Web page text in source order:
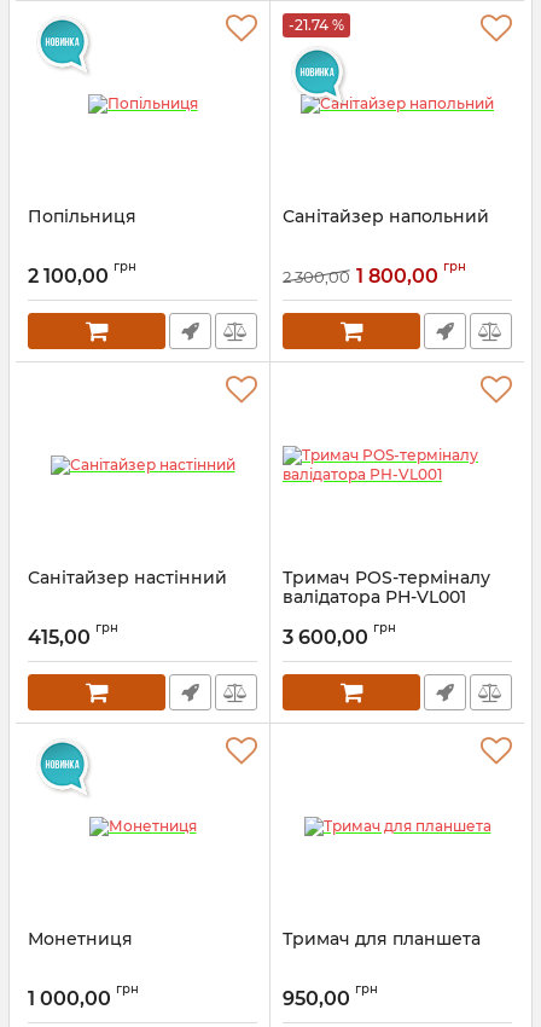
Попільниця
2 100,00 грн
-21.74 %
Санітайзер напольний
2 300,00 1 800,00 грн
Санітайзер настінний
415,00 грн
Тримач POS-терміналу
валідатора РН-VL001
3 600,00 грн
Монетниця
1 000,00 грн
Тримач для планшета
950,00 грн